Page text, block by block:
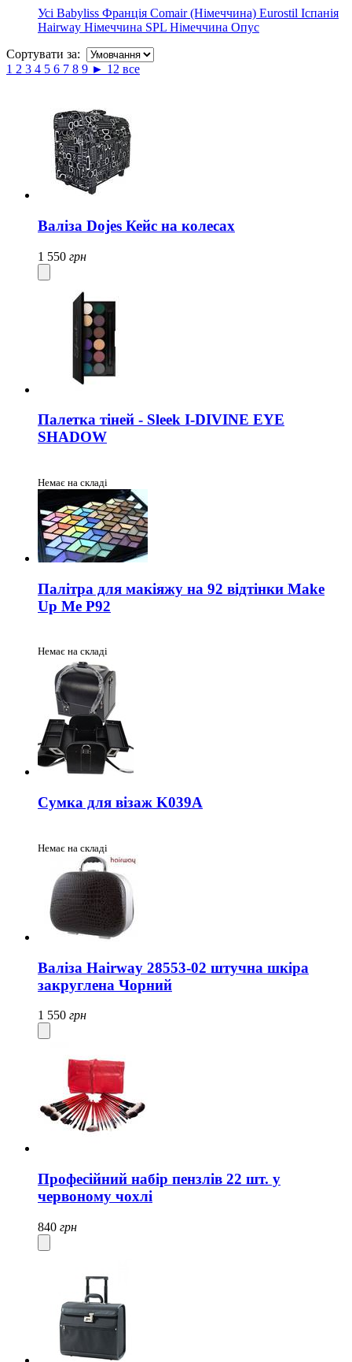
Усі Babyliss Франція Comair (Німеччина) Eurostil Іспанія
Hairway Німеччина SPL Німеччина Опус
Сортувати за:
1 2 3 4 5 6 7 8 9 ► 12 все
Валіза Dojes Кейс на колесах
1 550 грн
Палетка тіней - Sleek I-DIVINE EYE
SHADOW
Немає на складі
Палітра для макіяжу на 92 відтінки Make
Up Me P92
Немає на складі
Сумка для візаж K039A
Немає на складі
Валіза Hairway 28553-02 штучна шкіра
закруглена Чорний
1 550 грн
Професійний набір пензлів 22 шт. у
червоному чохлі
840 грн